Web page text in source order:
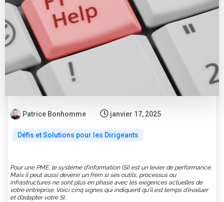
Patrice Bonhomme janvier 17, 2025
Défis et Solutions pour les Dirigeants
Pour une PME, le système d’information (SI) est un levier de performance.
Mais il peut aussi devenir un frein si ses outils, processus ou
infrastructures ne sont plus en phase avec les exigences actuelles de
votre entreprise. Voici cinq signes qui indiquent qu'il est temps d'évaluer
et d’adapter votre SI.